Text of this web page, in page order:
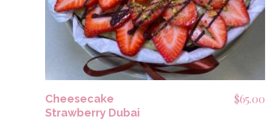
Cheesecake
Strawberry Dubai
$65.00